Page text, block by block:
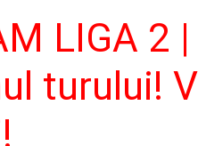
LIGA 2
turului!